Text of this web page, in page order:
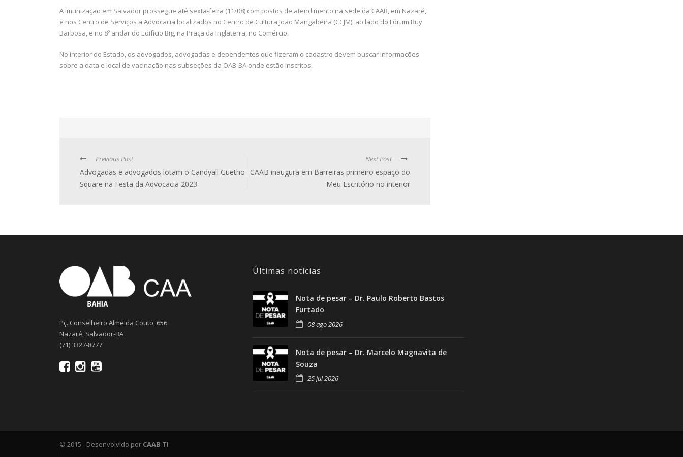
A imunização em Salvador prossegue até sexta-feira (11/08) com postos de atendimento na sede da CAAB, em Nazaré,
e nos Centro de Serviços a Advocacia localizados no Centro de Cultura João Mangabeira (CCJM), ao lado do Fórum Ruy
Barbosa, e no 8º andar do Edifício Big, na Praça da Inglaterra, no Comércio.
No interior do Estado, os advogados, advogadas e dependentes que fizeram o cadastro devem buscar informações
sobre a data e local de vacinação nas subseções da OAB-BA onde estão inscritos.
Previous Post
Advogadas e advogados lotam o Candyall Guetho
Square na Festa da Advocacia 2023
Next Post
CAAB inaugura em Barreiras primeiro espaço do
Meu Escritório no interior
Pç. Conselheiro Almeida Couto, 656
Nazaré, Salvador-BA
(71) 3327-8777
Últimas notícias
Nota de pesar – Dr. Paulo Roberto Bastos
Furtado
08 ago 2026
Nota de pesar – Dr. Marcelo Magnavita de
Souza
25 jul 2026
© 2015 - Desenvolvido por CAAB TI